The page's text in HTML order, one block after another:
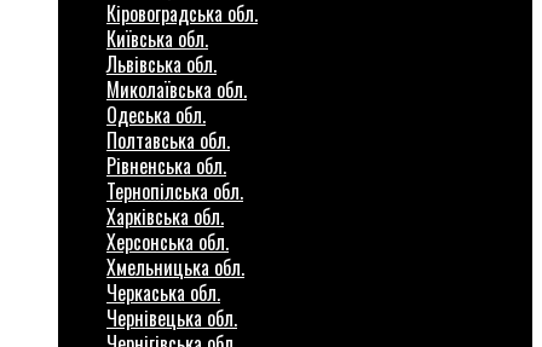
Кіровоградська обл.
Київська обл.
Львівська обл.
Миколаївська обл.
Одеська обл.
Полтавська обл.
Рівненська обл.
Тернопілська обл.
Харківська обл.
Херсонська обл.
Хмельницька обл.
Черкаська обл.
Чернівецька обл.